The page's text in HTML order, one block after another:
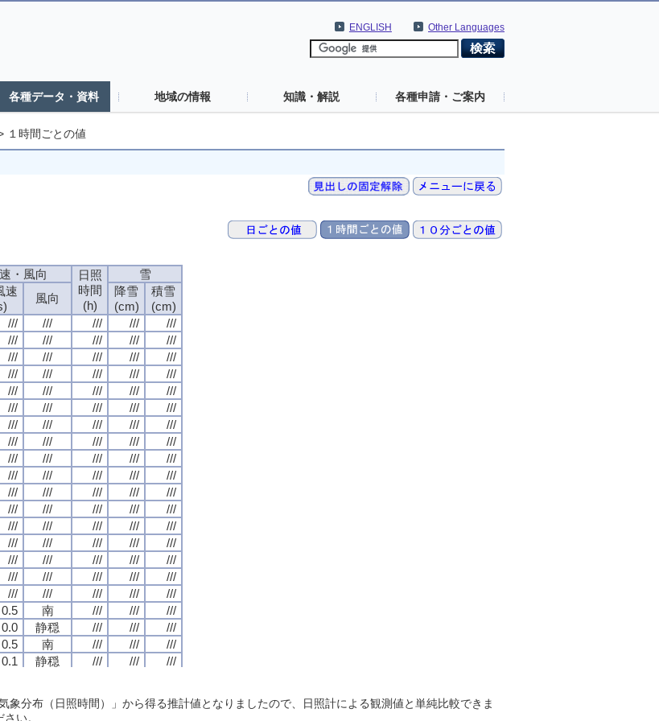
Other Languages
ENGLISH
各種データ・資料 地域の情報 知識・解説 各種申請・ご案内
１時間ごとの値
・風向
日照
時間
(h)
雪
速
風向
降雪
(cm)
積雪
(cm)
/// /// /// ///
///
/// /// /// ///
///
/// /// /// ///
///
/// /// /// ///
///
/// /// /// ///
///
/// /// /// ///
///
/// /// /// ///
///
/// /// /// ///
///
/// /// /// ///
///
/// /// /// ///
///
/// /// /// ///
///
/// /// /// ///
///
/// /// /// ///
///
/// /// /// ///
///
/// /// /// ///
///
/// /// /// ///
///
/// /// /// ///
///
0.5 南 /// ///
///
0.0 静穏 /// ///
///
0.5 南 /// ///
///
0.1 静穏 /// ///
///
静穏
///
0.3 南南西 /// /// ///
・風向
日照
時間
(h)
雪
速
風向
降雪
(cm)
積雪
(cm)
/// /// /// ///
///
/// /// /// ///
///
/// /// /// ///
///
/// /// /// ///
///
/// /// /// ///
///
/// /// /// ///
///
/// /// /// ///
///
/// /// /// ///
///
/// /// /// ///
///
/// /// /// ///
///
/// /// /// ///
///
/// /// /// ///
///
/// /// /// ///
///
/// /// /// ///
///
/// /// /// ///
///
/// /// /// ///
///
/// /// /// ///
///
0.5 南 /// ///
///
0.0 静穏 /// ///
///
0.5 南 /// ///
///
0.1 静穏 /// ///
///
静穏
///
0.3 南南西 /// /// ///
・風向
日照
時間
(h)
雪
速
風向
降雪
(cm)
積雪
(cm)
/// /// /// ///
///
/// /// /// ///
///
/// /// /// ///
///
/// /// /// ///
///
/// /// /// ///
///
/// /// /// ///
///
/// /// /// ///
///
/// /// /// ///
///
/// /// /// ///
///
/// /// /// ///
///
/// /// /// ///
///
/// /// /// ///
///
/// /// /// ///
///
/// /// /// ///
///
/// /// /// ///
///
/// /// /// ///
///
/// /// /// ///
///
0.5 南 /// ///
///
0.0 静穏 /// ///
///
0.5 南 /// ///
///
0.1 静穏 /// ///
///
静穏
///
0.3 南南西 /// /// ///
・風向
日照
時間
(h)
雪
速
風向
降雪
(cm)
積雪
(cm)
/// /// /// ///
///
/// /// /// ///
///
/// /// /// ///
///
/// /// /// ///
///
/// /// /// ///
///
/// /// /// ///
///
/// /// /// ///
///
/// /// /// ///
///
/// /// /// ///
///
/// /// /// ///
///
/// /// /// ///
///
/// /// /// ///
///
/// /// /// ///
///
/// /// /// ///
///
/// /// /// ///
///
/// /// /// ///
///
/// /// /// ///
///
0.5 南 /// ///
///
0.0 静穏 /// ///
///
0.5 南 /// ///
///
0.1 静穏 /// ///
///
静穏
///
0.3 南南西 /// /// ///
象分布（日照時間）」から得る推計値となりましたので、日照計による観測値と単純比較できま
い。